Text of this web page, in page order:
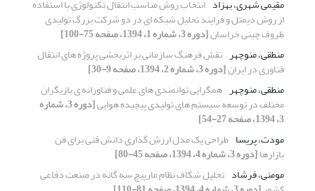
مقیمی شهری، بهزاد انتخاب روش مناسب انتقال تکنولوژی با استفاده
از روش دیمتل و فرایند تحلیل شبکه ای در دو شرکت بزرگ تولیدی
ظروف چینی خراسان[دوره 3، شماره 1، 1394، صفحه 75-100]
منطقی، منوچهر نقش فرهنگ سازمانی بر اثربخشی پروژه های انتقال
فناوری در ایران[دوره 3، شماره 2، 1394، صفحه 9-30]
منطقی، منوچهر همگرایی توانمندی های علمی و فناورانه ی بازیگران
مختلف در توسعه سیستم های تولیدی پیچیده هوایی [دوره 3، شماره
3، 1394، صفحه 27-54]
مودت، پریسا طراحی یک مدل ارزش گذاری دانش فنی برای فن
بازارها[دوره 3، شماره 4، 1394، صفحه 45-80]
مومنی، فرشاد تحلیل شکاف نظام مارپیچ سه گانه در صنعت دفاعی